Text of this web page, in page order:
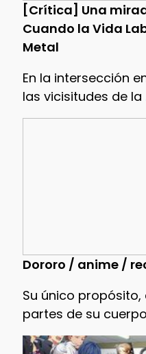
[Crítica] Una
Cuando la Vida
Metal
En la intersección
las vicisitudes de la
Dororo / anime /
Su único
partes de su